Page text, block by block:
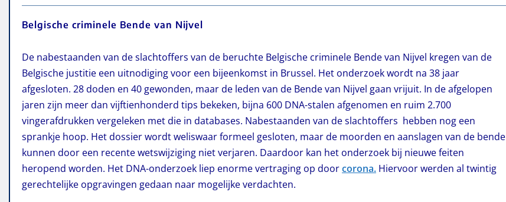
Belgische criminele Bende van Nijvel
De nabestaanden van de slachtoffers van de beruchte Belgische criminele Bende van Nijvel kregen van de
Belgische justitie een uitnodiging voor een bijeenkomst in Brussel. Het onderzoek wordt na 38 jaar
afgesloten. 28 doden en 40 gewonden, maar de leden van de Bende van Nijvel gaan vrijuit. In de afgelopen
jaren zijn meer dan vijftienhonderd tips bekeken, bijna 600 DNA-stalen afgenomen en ruim 2.700
vingerafdrukken vergeleken met die in databases. Nabestaanden van de slachtoffers hebben nog een
sprankje hoop. Het dossier wordt weliswaar formeel gesloten, maar de moorden en aanslagen van de bende
kunnen door een recente wetswijziging niet verjaren. Daardoor kan het onderzoek bij nieuwe feiten
heropend worden. Het DNA-onderzoek liep enorme vertraging op doorcorona. Hiervoor werden al twintig
gerechtelijke opgravingen gedaan naar mogelijke verdachten.